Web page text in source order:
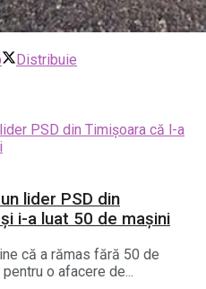
Distribuie
lider PSD din
i-a luat 50 de mașini
că a rămas fără 50 de
o afacere de...